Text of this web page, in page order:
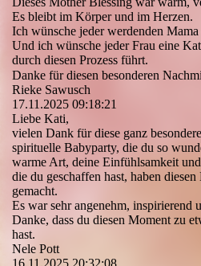
Es bleibt im Körper und im Herzen.
Ich wünsche jeder werdenden
Und ich wünsche jeder Frau eine
durch diesen Prozess führt.
Danke für diesen besonderen
Rieke Sawusch
17.11.2025 09:18:21
Liebe Kati,
vielen Dank für diese ganz
spirituelle Babyparty, die du so
warme Art, deine Einfühlsamkeit
die du geschaffen hast, haben
gemacht.
Es war sehr angenehm, inspirierend
Danke, dass du diesen Moment zu
hast.
Nele Pott
16.11.2025 20:32:08